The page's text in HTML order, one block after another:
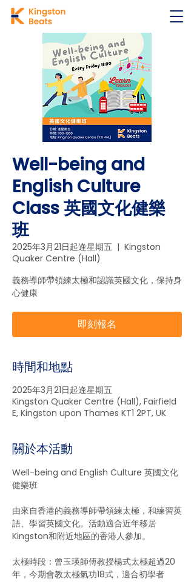
Well-being and
English Culture
Class 英國文化健樂
班
2025年3月21日起逢星期五
  |
Kingston
Quaker Centre (Hall)
義務導師帶領練太極和認識英國文化，保持身
心健康
即刻報名
時間和地點
2025年3月21日起逢星期五
Kingston Quaker Centre (Hall), Fairfield
E, Kingston upon Thames KT1 2PT, UK
關於本活動
Well-being and English Culture 英國文化
健樂班
由來自香港的義務導師帶領練太極，和練習英
語、學習英國文化。活動適合近年移居
Kingston和附近地區的香港人參加。
太極時段：曾玉瑛師傅教授楊式太極超過20
年，今期會教太極氣功18式，適合初學者